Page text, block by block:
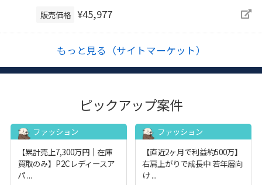
販売価格 ¥45,977
もっと見る（サイトマーケット）
ピックアップ案件
ファッション
【累計売上7,300万円｜在庫
買取のみ】P2Cレディースア
パ ...
ファッション
【直近2ヶ月で利益約500万】
右肩上がりで成長中 若年層向
け...